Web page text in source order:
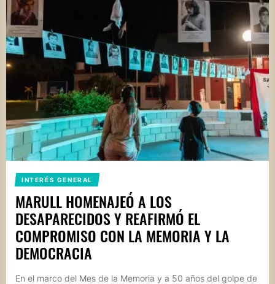
INTERÉS GENERAL
MARULL HOMENAJEÓ A LOS
DESAPARECIDOS Y REAFIRMÓ EL
COMPROMISO CON LA MEMORIA Y LA
DEMOCRACIA
En el marco del Mes de la Memoria y a 50 años del golpe de